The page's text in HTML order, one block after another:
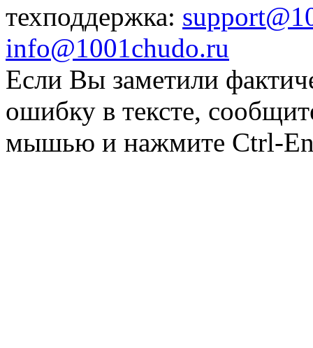
техподдержка:
info@1001chudo.ru
Если Вы заметили
ошибку в тексте,
мышью и нажмите Ctrl-